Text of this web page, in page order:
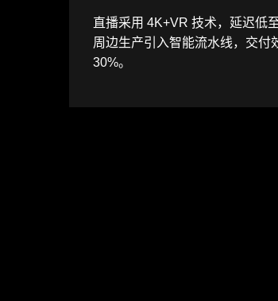
直播采用 4K+VR 技术，延迟低至
周边生产引入智能流水线，交付
30%。